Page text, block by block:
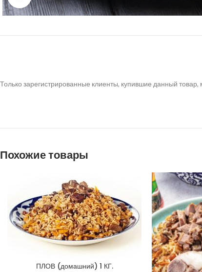
Только зарегистрированные клиенты, купившие данный товар,
Похожие товары
ПЛОВ (домашний) 1 КГ.